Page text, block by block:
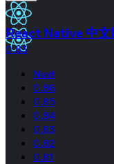
React Native 中文
0.83
Next
0.86
0.85
0.84
0.83
0.82
0.81